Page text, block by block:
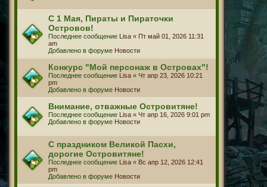
С 1 Мая, Пираты и Пираточки
Островов!
Последнее сообщение Lisa « Пт май 01, 2026 11:31
am
Добавлено в форуме Новости
Конкурс "Мой персонаж в Островах"!
Последнее сообщение Lisa « Чт апр 23, 2026 10:21
pm
Добавлено в форуме Новости
Внимание, отважные Островитяне!
Последнее сообщение Lisa « Чт апр 16, 2026 9:01 pm
Добавлено в форуме Новости
С праздником Великой Пасхи,
дорогие Островитяне!
Последнее сообщение Lisa « Вс апр 12, 2026 12:41
pm
Добавлено в форуме Новости